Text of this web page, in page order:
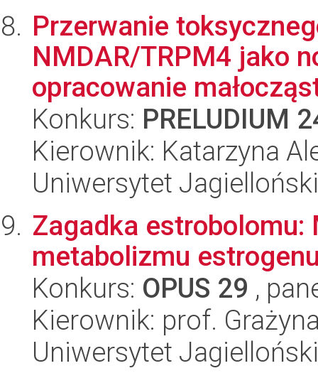
Przerwanie
NMDAR/TRPM4 jako
opracowanie
Konkurs: PRELUDIUM
Kierownik: Katarzyna
Uniwersytet Jagielloński
Zagadka
metabolizmu
Konkurs: OPUS 29 ,
Kierownik: prof.
Uniwersytet Jagielloński